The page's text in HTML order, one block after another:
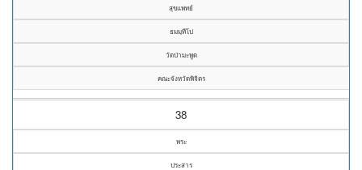
สุขแพทย์
ธมมฺทีโป
วัดป่ามะพูด
คณะจังหวัดพิจิตร
38
พระ
ประสาร